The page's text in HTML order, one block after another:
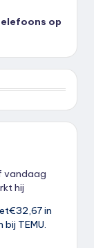
op
vandaag
hij
in
TEMU.